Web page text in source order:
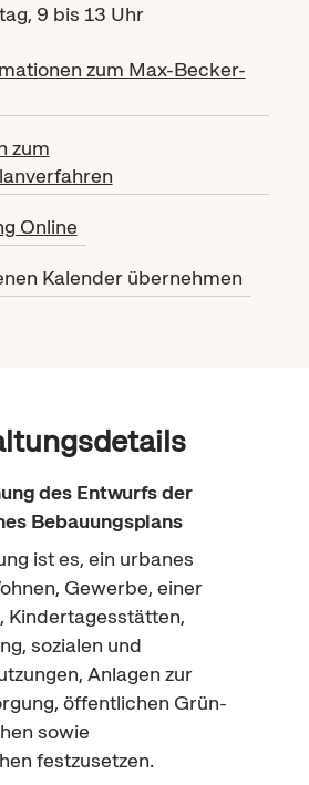
9 bis 13 Uhr
zum Max-Becker-
zum
Online
Kalender übernehmen
des Entwurfs der
Bebauungsplans
ist es, ein urbanes
Gewerbe, einer
Kindertagesstätten,
sozialen und
Anlagen zur
öffentlichen Grün-
sowie
festzusetzen.